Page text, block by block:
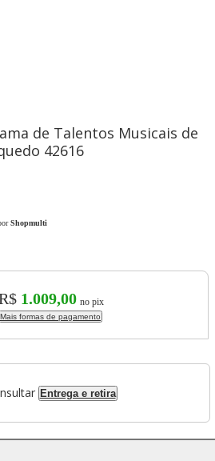
de Talentos Musicais de
42616
Shopmulti
1.009,00 no pix
Mais formas de pagamento
Entrega e retira